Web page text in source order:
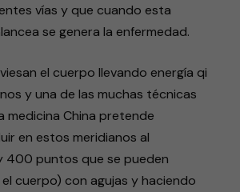
vías y que cuando esta
se genera la enfermedad.
el cuerpo llevando energía qi
y una de las muchas técnicas
medicina China pretende
en estos meridianos al
400 puntos que se pueden
cuerpo) con agujas y haciendo